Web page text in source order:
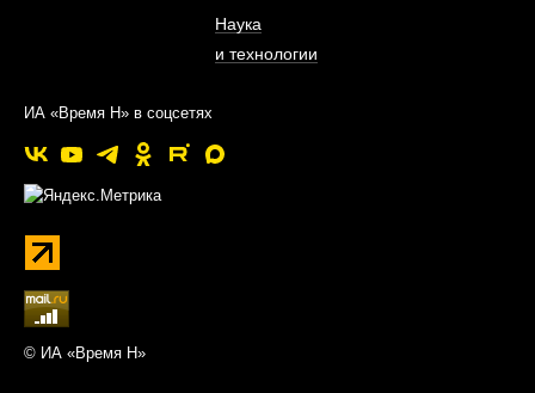
Наука
и технологии
ИА «Время Н» в соцсетях
© ИА «Время Н»